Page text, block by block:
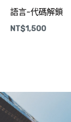
語言-代碼解鎖
NT$1,500